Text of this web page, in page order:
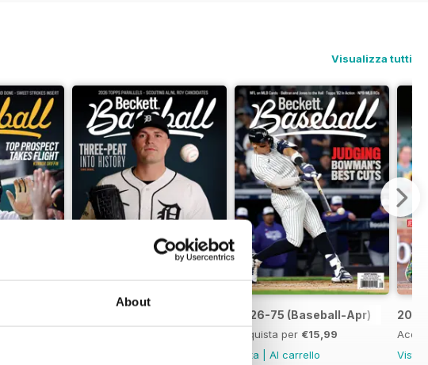
About
Visualizza tutti
2026-75 (Baseball-Apr)
Acquista per €15,99
Vista
Al carrello
Vista